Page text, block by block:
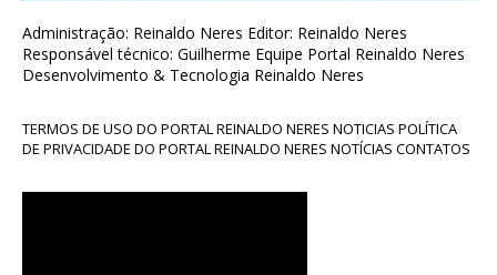
Administração: Reinaldo Neres Editor: Reinaldo Neres
Responsável técnico: Guilherme Equipe Portal Reinaldo Neres
Desenvolvimento & Tecnologia Reinaldo Neres
TERMOS DE USO DO PORTAL REINALDO NERES NOTICIAS POLÍTICA
DE PRIVACIDADE DO PORTAL REINALDO NERES NOTÍCIAS CONTATOS